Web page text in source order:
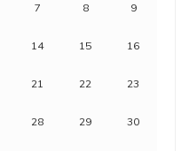
7 8 9
14 15 16
21 22 23
28 29 30